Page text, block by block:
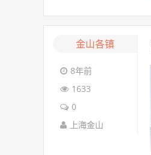
金山各镇
8年前
1633
0
上海金山